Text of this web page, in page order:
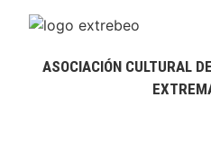
ASOCIACIÓN CULTURAL